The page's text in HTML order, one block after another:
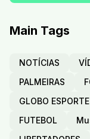
Main Tags
NOTÍCIAS
PALMEIRAS
GLOBO ESPORTE
FUTEBOL